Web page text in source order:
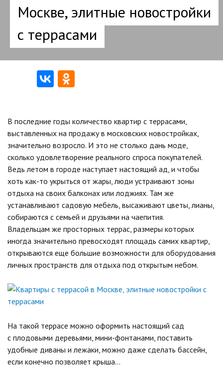
Москве, элитные новостройки
с террасами
В последние годы количество квартир с террасами,
выставленных на продажу в московских новостройках,
значительно возросло. И это не столько дань моде,
сколько удовлетворение реального спроса покупателей.
Ведь летом в городе наступает настоящий ад, и чтобы
хоть как-то укрыться от жары, люди устраивают зоны
отдыха на своих балконах или лоджиях. Там же
устанавливают садовую мебель, высаживают цветы, лианы,
собираются с семьей и друзьями на чаепития.
Владельцам же просторных террас, размеры которых
иногда значительно превосходят площадь самих квартир,
открываются еще большие возможности для оборудования
личных пространств для отдыха под открытым небом.
На такой террасе можно оформить настоящий сад
с плодовыми деревьями, мини-фонтанами, поставить
удобные диваны и лежаки, можно даже сделать бассейн,
если конечно позволяет крыша…